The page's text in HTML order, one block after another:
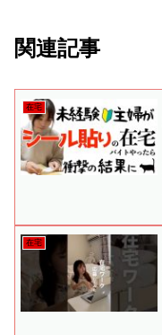
関連記事
在宅
在宅